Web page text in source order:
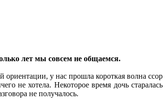
лет мы совсем не общаемся.
ориентации, у нас прошла короткая волна ссор
не хотела. Некоторое время дочь старалась
не получалось.